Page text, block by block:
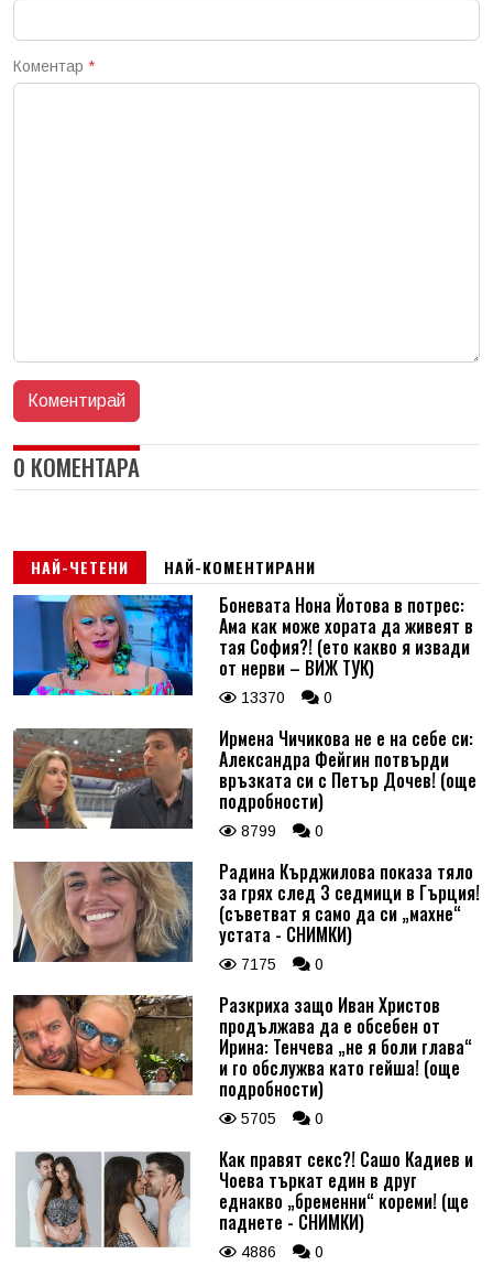
Коментар *
0 КОМЕНТАРА
НАЙ-ЧЕТЕНИ НАЙ-КОМЕНТИРАНИ
Боневата Нона Йотова в потрес:
Ама как може хората да живеят в
тая София?! (ето какво я извади
от нерви – ВИЖ ТУК)
13370 0
Ирмена Чичикова не е на себе си:
Александра Фейгин потвърди
връзката си с Петър Дочев! (още
подробности)
8799 0
Радина Кърджилова показа тяло
за грях след 3 седмици в Гърция!
(съветват я само да си „махне“
устата - СНИМКИ)
7175 0
Разкриха защо Иван Христов
продължава да е обсебен от
Ирина: Тенчева „не я боли глава“
и го обслужва като гейша! (още
подробности)
5705 0
Как правят секс?! Сашо Кадиев и
Чоева търкат един в друг
еднакво „бременни“ кореми! (ще
паднете - СНИМКИ)
4886 0